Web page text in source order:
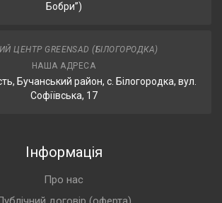
Бобри”)
ЦЕНТР GREENSAD (БІЛОГОРОДКА)
НАША АДРЕСА
Бучанський район, с. Білогородка, вул.
Софіївська, 17
Інформація
Про нас